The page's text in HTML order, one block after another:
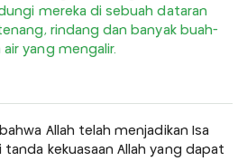
mereka di sebuah dataran
rindang dan banyak buah-
yang mengalir.
Allah telah menjadikan Isa
kekuasaan Allah yang dapat